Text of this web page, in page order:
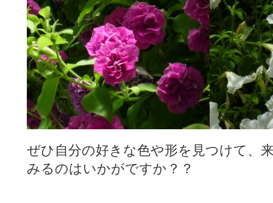
ぜひ自分の好きな色や形を見つけて、
みるのはいかがですか？？